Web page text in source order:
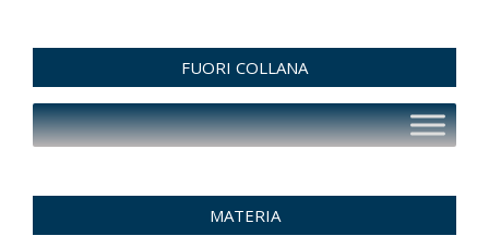
FUORI COLLANA
MATERIA